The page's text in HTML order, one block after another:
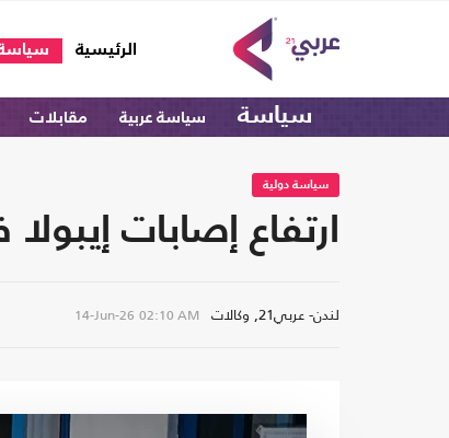
الرئيسية
(current)
سياسة سياسة عربية مقابلات
سياسة دولية
ارتفاع إصابات إيبولا في
لندن- عربي21, وكالات 14-Jun-26 02:10 AM